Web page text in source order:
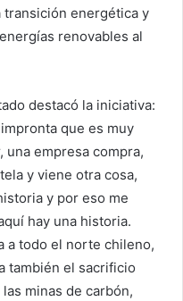
transición energética y
renovables al
destacó la iniciativa:
que es muy
empresa compra,
y viene otra cosa,
y por eso me
hay una historia.
a todo el norte chileno,
también el sacrificio
minas de carbón,